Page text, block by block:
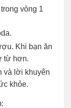
vòng 1
Khi bạn ăn
từ hơn.
và lời khuyên
khỏe.